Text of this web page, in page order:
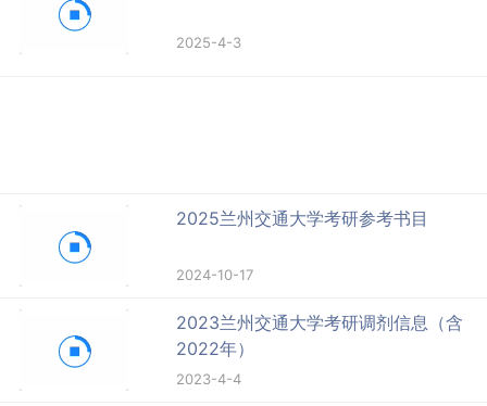
2025-4-3
2025兰州交通大学考研参考书目
2024-10-17
2023兰州交通大学考研调剂信息（含
2022年）
2023-4-4